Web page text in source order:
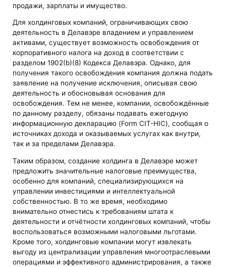
продажи, зарплаты и имущество.
Для холдинговых компаний, ограничивающих свою
деятельность в Делавэре владением и управлением
активами, существует возможность освобождения от
корпоративного налога на доход в соответствии с
разделом 1902(b)(8) Кодекса Делавэра. Однако, для
получения такого освобождения компания должна подать
заявление на получение исключения, описывая свою
деятельность и обосновывая основания для
освобождения. Тем не менее, компании, освобождённые
по данному разделу, обязаны подавать ежегодную
информационную декларацию (Form CIT-HIC), сообщая о
источниках дохода и оказываемых услугах как внутри,
так и за пределами Делавэра​​.
Таким образом, создание холдинга в Делавэре может
предложить значительные налоговые преимущества,
особенно для компаний, специализирующихся на
управлении инвестициями и интеллектуальной
собственностью. В то же время, необходимо
внимательно отнестись к требованиям штата к
деятельности и отчётности холдинговых компаний, чтобы
воспользоваться возможными налоговыми льготами.
Кроме того, холдинговые компании могут извлекать
выгоду из централизации управления многоотраслевыми
операциями и эффективного администрирования, а также